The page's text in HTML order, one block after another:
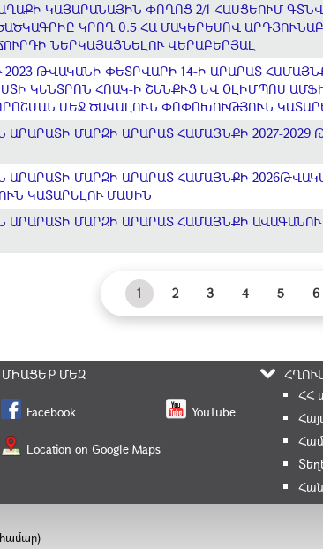
ԿԱՅԱՐԱՆԱՅԻՆ ՓՈՂՈՑ 2/1 ՀԱՍՑԵՈՒՄ
ԾԱԾԿԱԳՐԻԸ ԿՐՈՂ 0.5 ՀԱ ՄԱԿԵՐԵՍՈՎ
ՆԵՐԿԱՅԱՑՆԵԼՈՒ ՎԵՐԱԲԵՐՅԱԼ
ԹՎԱԿԱՆԻ ՓԵՏՐՎԱՐԻ 14-Ի ԱՐԱՐԱՏ
ԿԵՆՏՐՈՆ ՀՈԱԿ-Ի ՇԵՆՔՒՑ ԵՎ ՕԼԻՄՊՈՍ
ՄԵՋ ԾԱՎԱԼՈՒՆ ՓՈՓՈԽՈՒԹՅՈՒՆ
ԱՐԱՐԱՏԻ ՄԱՐԶԻ ԱՐԱՐԱՏ ՀԱՄԱՅՆՔԻ 2027-
ԱՐԱՐԱՏԻ ՄԱՐԶԻ ԱՐԱՐԱՏ ՀԱՄԱՅՆՔԻ
ԿԱՏԱՐԵԼՈՒ ՄԱՍԻՆ
ՄԱՐԶԻ ԱՐԱՐԱՏ ՀԱՄԱՅՆՔԻ
1 2 3 4 5 6
ՄԻԱՑԵՔ ՄԵԶ
Facebook
Location on Google Maps
YouTube
ՀՀ